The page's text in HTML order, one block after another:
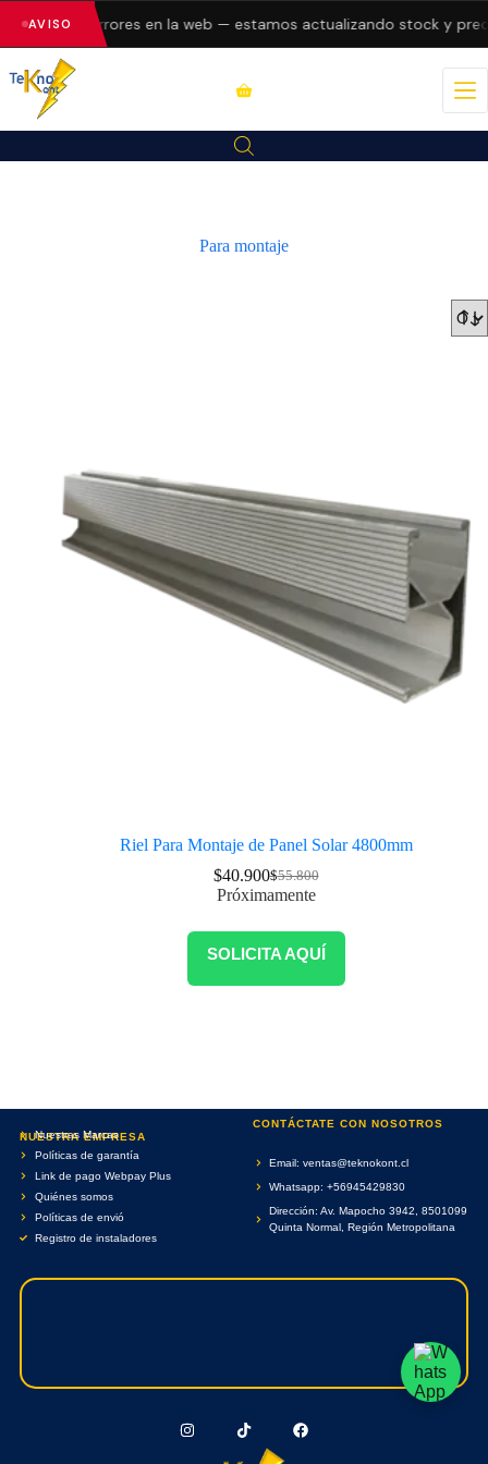
AVISO errores en la web — estamos actualizando stock y
Para montaje
Riel Para Montaje de Panel Solar 4800mm
$55.800
$40.900
Próximamente
SOLICITA AQUÍ
NUESTRA EMPRESA
Nuestras Marcas
Políticas de garantía
Link de pago Webpay Plus
Quiénes somos
Políticas de envió
Registro de instaladores
CONTÁCTATE CON NOSOTROS
Email: ventas@teknokont.cl
Whatsapp: +56945429830
Dirección: Av. Mapocho 3942, 8501099
Quinta Normal, Región Metropolitana